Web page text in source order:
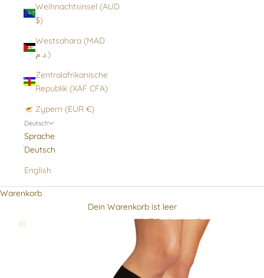
Weihnachtsinsel (AUD
$)
Westsahara (MAD
د.م.)
Zentralafrikanische
Republik (XAF CFA)
Zypern (EUR €)
Deutsch
Sprache
Deutsch
English
Warenkorb
Dein Warenkorb ist leer
Bild vergrößern